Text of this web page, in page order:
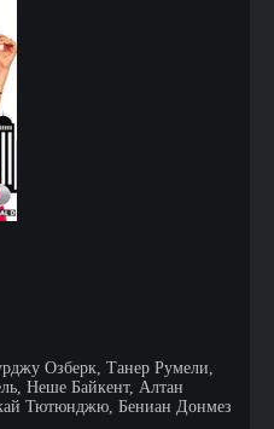
Озберк, Танер Румели,
Неше Байкент, Алтан
Тютюнджю, Бениан Донмез